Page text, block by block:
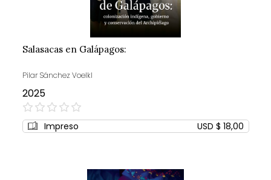
Salasacas en Galápagos:
Pilar Sánchez Voelkl
2025
0%
Impreso USD $ 18,00